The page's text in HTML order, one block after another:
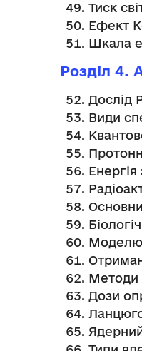
Тиск
Ефект
Шкала
Розділ 4.
Дослід
Види
Методи
Дози